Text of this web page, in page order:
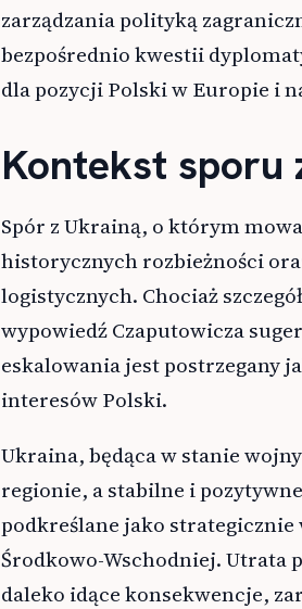
zarządzania polityką
bezpośrednio kwestii
dla pozycji Polski w Europie i
Kontekst sporu
Spór z Ukrainą, o którym
historycznych rozbieżności
logistycznych. Chociaż
wypowiedź Czaputowicza
eskalowania jest postrzegany
interesów Polski.
Ukraina, będąca w stanie
regionie, a stabilne i
podkreślane jako
Środkowo-Wschodniej. Utrata
daleko idące konsekwencje,